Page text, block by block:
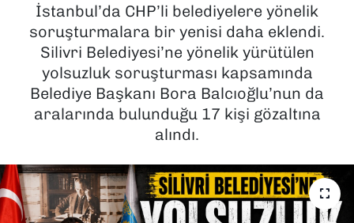
İstanbul’da CHP’li belediyelere yönelik
soruşturmalara bir yenisi daha eklendi.
Silivri Belediyesi’ne yönelik yürütülen
yolsuzluk soruşturması kapsamında
Belediye Başkanı Bora Balcıoğlu’nun da
aralarında bulunduğu 17 kişi gözaltına
alındı.
MAGAZİN
POLİTİKA
SAĞLIK
TEKNOLOJİ
Haber Arşivi